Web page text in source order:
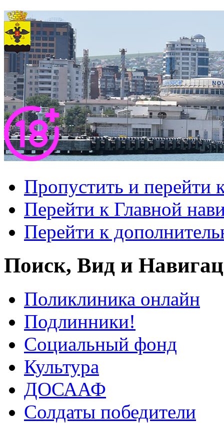
Пропустить и перейти
Перейти к Главной
Перейти к
Поиск, Вид и
Поликлиника онлайн
Подлинники!
Социальный фонд
Культура
ДОСААФ
Солдаты победители